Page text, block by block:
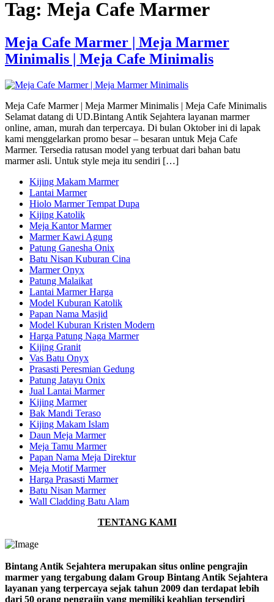
Tag: Meja Cafe Marmer
Meja Cafe Marmer | Meja Marmer
Minimalis | Meja Cafe Minimalis
Meja Cafe Marmer | Meja Marmer Minimalis | Meja Cafe Minimalis
Selamat datang di UD.Bintang Antik Sejahtera layanan marmer
online, aman, murah dan terpercaya. Di bulan Oktober ini di lapak
kami menggelarkan promo besar – besaran untuk Meja Cafe
Marmer. Tersedia ratusan model yang terbuat dari bahan batu
marmer asli. Untuk style meja itu sendiri […]
Kijing Makam Marmer
Lantai Marmer
Hiolo Marmer Tempat Dupa
Kijing Katolik
Meja Kantor Marmer
Marmer Kawi Agung
Patung Ganesha Onix
Batu Nisan Kuburan Cina
Marmer Onyx
Patung Malaikat
Lantai Marmer Harga
Model Kuburan Katolik
Papan Nama Masjid
Model Kuburan Kristen Modern
Harga Patung Naga Marmer
Kijing Granit
Vas Batu Onyx
Prasasti Peresmian Gedung
Patung Jatayu Onix
Jual Lantai Marmer
Kijing Marmer
Bak Mandi Teraso
Kijing Makam Islam
Daun Meja Marmer
Meja Tamu Marmer
Papan Nama Meja Direktur
Meja Motif Marmer
Harga Prasasti Marmer
Batu Nisan Marmer
Wall Cladding Batu Alam
TENTANG KAMI
Bintang Antik Sejahtera merupakan situs online pengrajin
marmer yang tergabung dalam Group Bintang Antik Sejahtera
layanan yang terpercaya sejak tahun 2009 dan terdapat lebih
dari 50 orang pengrajin yang memiliki keahlian tersendiri